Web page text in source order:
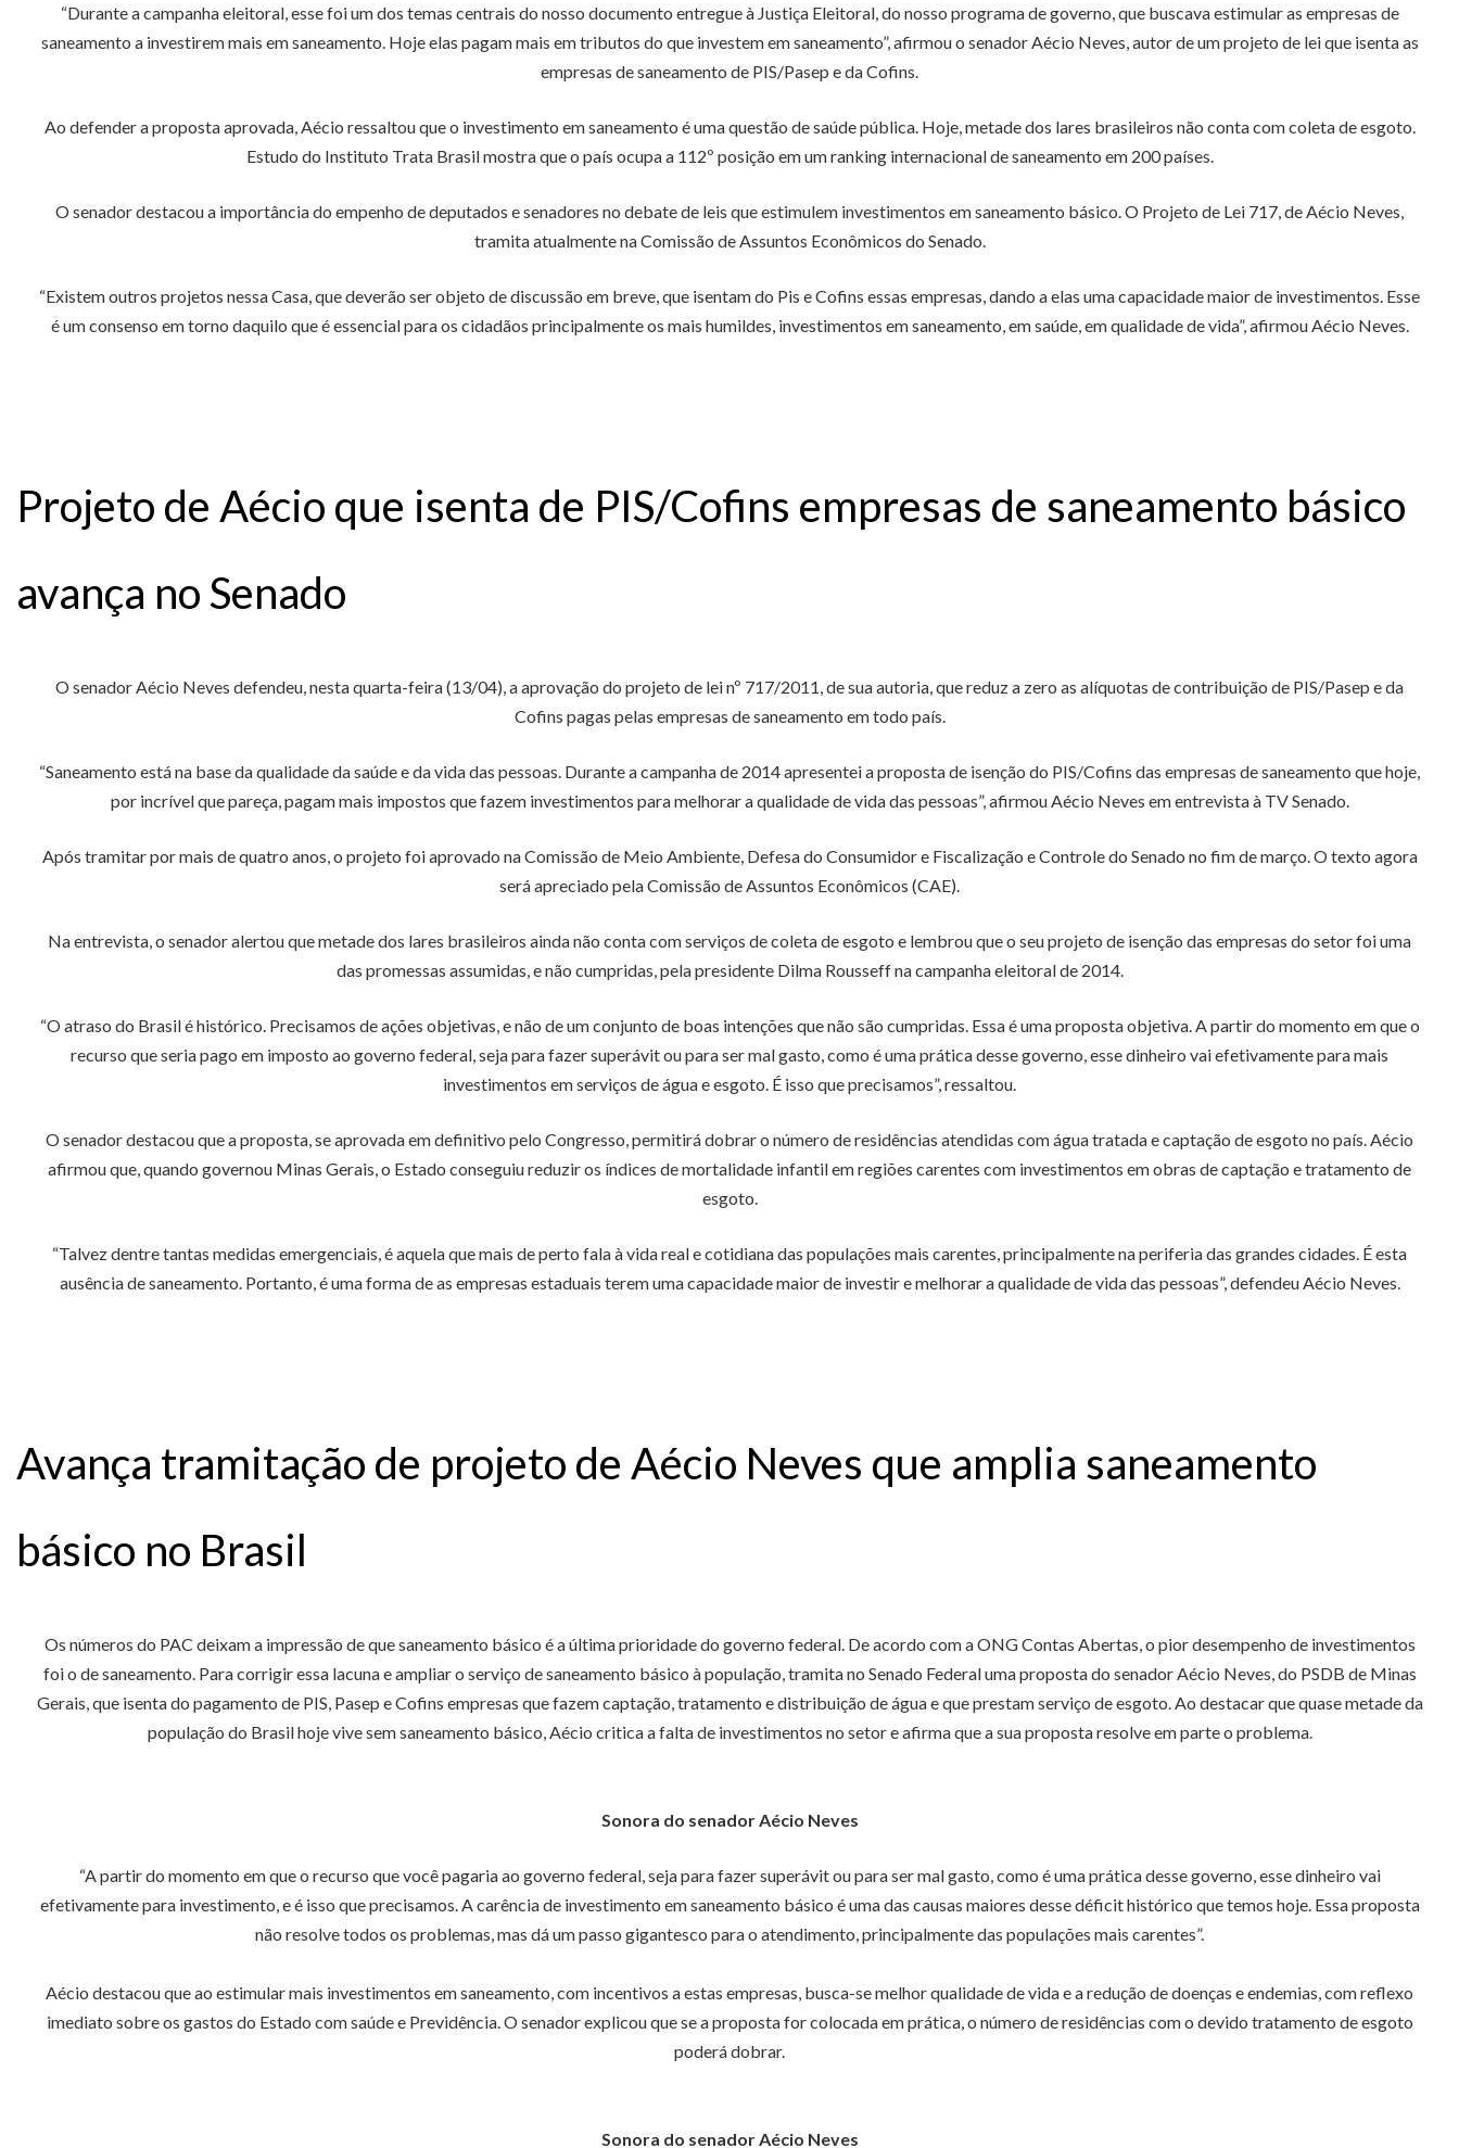
“Durante a campanha eleitoral, esse foi um dos temas centrais do nosso documento entregue à Justiça Eleitoral, do nosso programa de governo, que buscava estimular as empresas de
saneamento a investirem mais em saneamento. Hoje elas pagam mais em tributos do que investem em saneamento”, afirmou o senador Aécio Neves, autor de um projeto de lei que isenta as
empresas de saneamento de PIS/Pasep e da Cofins.
Ao defender a proposta aprovada, Aécio ressaltou que o investimento em saneamento é uma questão de saúde pública. Hoje, metade dos lares brasileiros não conta com coleta de esgoto.
Estudo do Instituto Trata Brasil mostra que o país ocupa a 112º posição em um ranking internacional de saneamento em 200 países.
O senador destacou a importância do empenho de deputados e senadores no debate de leis que estimulem investimentos em saneamento básico. O Projeto de Lei 717, de Aécio Neves,
tramita atualmente na Comissão de Assuntos Econômicos do Senado.
“Existem outros projetos nessa Casa, que deverão ser objeto de discussão em breve, que isentam do Pis e Cofins essas empresas, dando a elas uma capacidade maior de investimentos. Esse
é um consenso em torno daquilo que é essencial para os cidadãos principalmente os mais humildes, investimentos em saneamento, em saúde, em qualidade de vida”, afirmou Aécio Neves.
Projeto de Aécio que isenta de PIS/Cofins empresas de saneamento básico
avança no Senado
O senador Aécio Neves defendeu, nesta quarta-feira (13/04), a aprovação do projeto de lei nº 717/2011, de sua autoria, que reduz a zero as alíquotas de contribuição de PIS/Pasep e da
Cofins pagas pelas empresas de saneamento em todo país.
“Saneamento está na base da qualidade da saúde e da vida das pessoas. Durante a campanha de 2014 apresentei a proposta de isenção do PIS/Cofins das empresas de saneamento que hoje,
por incrível que pareça, pagam mais impostos que fazem investimentos para melhorar a qualidade de vida das pessoas”, afirmou Aécio Neves em entrevista à TV Senado.
Após tramitar por mais de quatro anos, o projeto foi aprovado na Comissão de Meio Ambiente, Defesa do Consumidor e Fiscalização e Controle do Senado no fim de março. O texto agora
será apreciado pela Comissão de Assuntos Econômicos (CAE).
Na entrevista, o senador alertou que metade dos lares brasileiros ainda não conta com serviços de coleta de esgoto e lembrou que o seu projeto de isenção das empresas do setor foi uma
das promessas assumidas, e não cumpridas, pela presidente Dilma Rousseff na campanha eleitoral de 2014.
“O atraso do Brasil é histórico. Precisamos de ações objetivas, e não de um conjunto de boas intenções que não são cumpridas. Essa é uma proposta objetiva. A partir do momento em que o
recurso que seria pago em imposto ao governo federal, seja para fazer superávit ou para ser mal gasto, como é uma prática desse governo, esse dinheiro vai efetivamente para mais
investimentos em serviços de água e esgoto. É isso que precisamos”, ressaltou.
O senador destacou que a proposta, se aprovada em definitivo pelo Congresso, permitirá dobrar o número de residências atendidas com água tratada e captação de esgoto no país. Aécio
afirmou que, quando governou Minas Gerais, o Estado conseguiu reduzir os índices de mortalidade infantil em regiões carentes com investimentos em obras de captação e tratamento de
esgoto.
“Talvez dentre tantas medidas emergenciais, é aquela que mais de perto fala à vida real e cotidiana das populações mais carentes, principalmente na periferia das grandes cidades. É esta
ausência de saneamento. Portanto, é uma forma de as empresas estaduais terem uma capacidade maior de investir e melhorar a qualidade de vida das pessoas”, defendeu Aécio Neves.
Avança tramitação de projeto de Aécio Neves que amplia saneamento
básico no Brasil
Os números do PAC deixam a impressão de que saneamento básico é a última prioridade do governo federal. De acordo com a ONG Contas Abertas, o pior desempenho de investimentos
foi o de saneamento. Para corrigir essa lacuna e ampliar o serviço de saneamento básico à população, tramita no Senado Federal uma proposta do senador Aécio Neves, do PSDB de Minas
Gerais, que isenta do pagamento de PIS, Pasep e Cofins empresas que fazem captação, tratamento e distribuição de água e que prestam serviço de esgoto. Ao destacar que quase metade da
população do Brasil hoje vive sem saneamento básico, Aécio critica a falta de investimentos no setor e afirma que a sua proposta resolve em parte o problema.
Sonora do senador Aécio Neves
“A partir do momento em que o recurso que você pagaria ao governo federal, seja para fazer superávit ou para ser mal gasto, como é uma prática desse governo, esse dinheiro vai
efetivamente para investimento, e é isso que precisamos. A carência de investimento em saneamento básico é uma das causas maiores desse déficit histórico que temos hoje. Essa proposta
não resolve todos os problemas, mas dá um passo gigantesco para o atendimento, principalmente das populações mais carentes”.
Aécio destacou que ao estimular mais investimentos em saneamento, com incentivos a estas empresas, busca-se melhor qualidade de vida e a redução de doenças e endemias, com reflexo
imediato sobre os gastos do Estado com saúde e Previdência. O senador explicou que se a proposta for colocada em prática, o número de residências com o devido tratamento de esgoto
poderá dobrar.
Sonora do senador Aécio Neves